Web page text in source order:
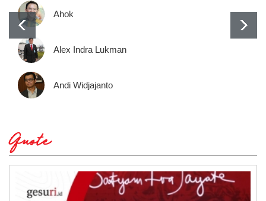
Ahok
Alex Indra Lukman
Andi Widjajanto
Quote